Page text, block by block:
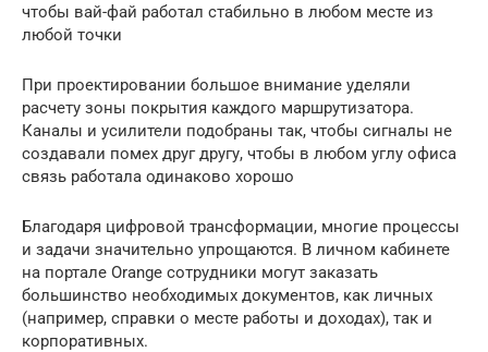
чтобы вай-фай работал стабильно в любом месте из
любой точки
При проектировании большое внимание уделяли
расчету зоны покрытия каждого маршрутизатора.
Каналы и усилители подобраны так, чтобы сигналы не
создавали помех друг другу, чтобы в любом углу офиса
связь работала одинаково хорошо
Благодаря цифровой трансформации, многие процессы
и задачи значительно упрощаются. В личном кабинете
на портале Orange сотрудники могут заказать
большинство необходимых документов, как личных
(например, справки о месте работы и доходах), так и
корпоративных.